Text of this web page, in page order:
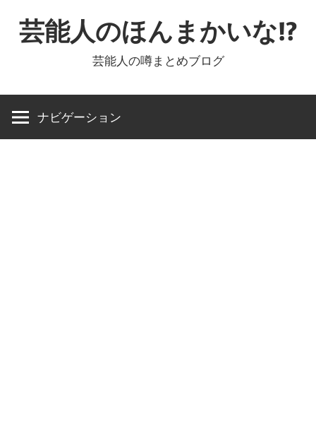
ツ
芸能人のほんまかいな!?
芸能人の噂まとめブログ
ナビゲーション